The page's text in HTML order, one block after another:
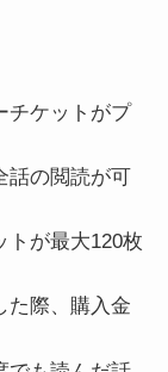
チケットがプ
話の閲読が可
が最大120枚
た際、購入金